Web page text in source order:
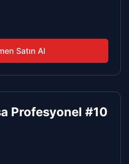
Satın Al
Profesyonel #10